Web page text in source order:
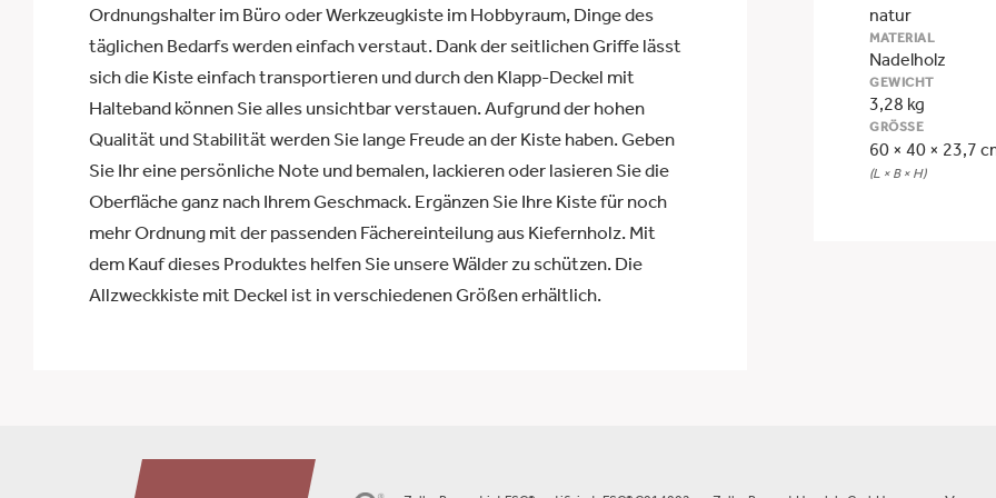
Ordnungshalter im Büro oder Werkzeugkiste im Hobbyraum, Dinge des
täglichen Bedarfs werden einfach verstaut. Dank der seitlichen Griffe lässt
sich die Kiste einfach transportieren und durch den Klapp-Deckel mit
Halteband können Sie alles unsichtbar verstauen. Aufgrund der hohen
Qualität und Stabilität werden Sie lange Freude an der Kiste haben. Geben
Sie Ihr eine persönliche Note und bemalen, lackieren oder lasieren Sie die
Oberfläche ganz nach Ihrem Geschmack. Ergänzen Sie Ihre Kiste für noch
mehr Ordnung mit der passenden Fächereinteilung aus Kiefernholz. Mit
dem Kauf dieses Produktes helfen Sie unsere Wälder zu schützen. Die
Allzweckkiste mit Deckel ist in verschiedenen Größen erhältlich.
natur
MATERIAL
Nadelholz
GEWICHT
3,28 kg
GRÖSSE
60 × 40 × 23,7
(L × B × H)